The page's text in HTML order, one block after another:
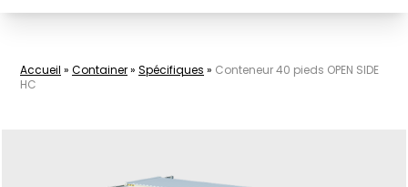
Accueil» Container» Spécifiques» Conteneur 40 pieds OPEN SIDE
HC